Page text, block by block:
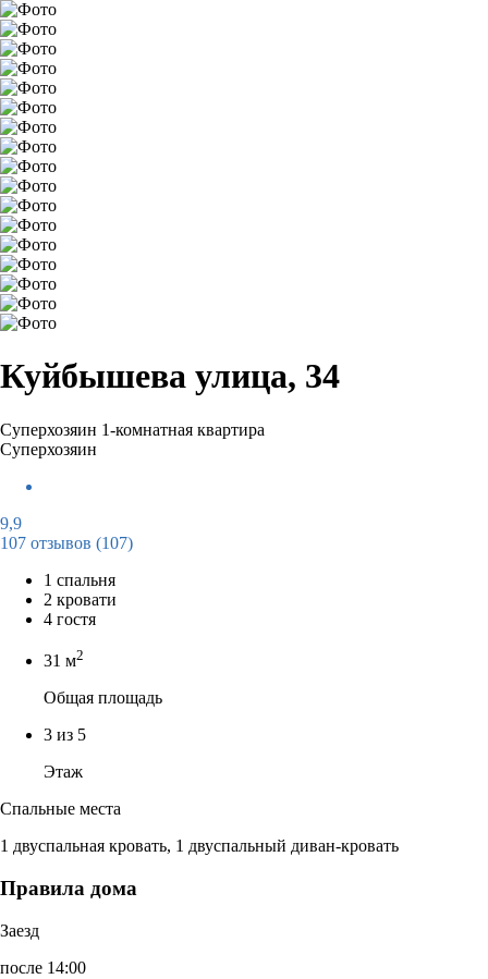
Куйбышева улица, 34
Суперхозяин 1-комнатная квартира
Суперхозяин
9,9
107 отзывов (107)
1 спальня
2 кровати
4 гостя
31 м2
Общая площадь
3 из 5
Этаж
Спальные места
1 двуспальная кровать, 1 двуспальный диван-кровать
Правила дома
Заезд
после 14:00